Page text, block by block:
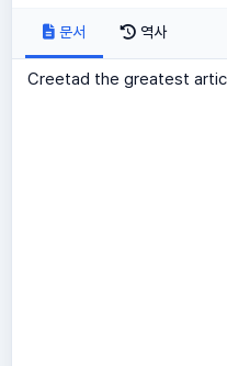
문서 역사
Creetad the greatest